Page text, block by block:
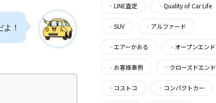
！
・ LINE査定 ・ Quality of Car Life
・ SUV ・ アルファード
・ エアーかおる ・ オープンエンド
・ お客様事例 ・ クローズドエンド
・ コストコ ・ コンパクトカー